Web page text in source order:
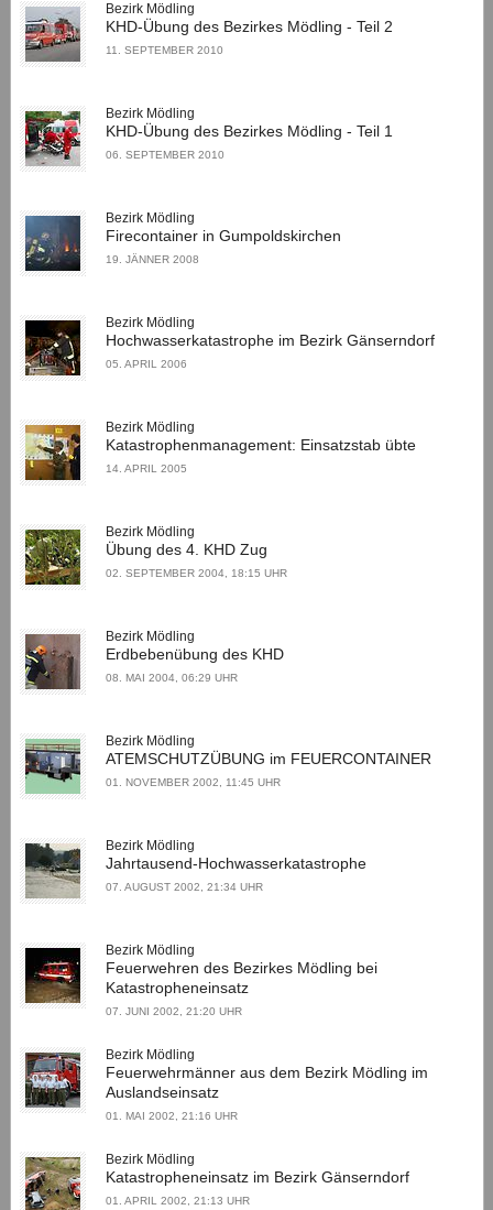
Bezirk Mödling
KHD-Übung des Bezirkes Mödling - Teil 2
11. SEPTEMBER 2010
Bezirk Mödling
KHD-Übung des Bezirkes Mödling - Teil 1
06. SEPTEMBER 2010
Bezirk Mödling
Firecontainer in Gumpoldskirchen
19. JÄNNER 2008
Bezirk Mödling
Hochwasserkatastrophe im Bezirk Gänserndorf
05. APRIL 2006
Bezirk Mödling
Katastrophenmanagement: Einsatzstab übte
14. APRIL 2005
Bezirk Mödling
Übung des 4. KHD Zug
02. SEPTEMBER 2004, 18:15 UHR
Bezirk Mödling
Erdbebenübung des KHD
08. MAI 2004, 06:29 UHR
Bezirk Mödling
ATEMSCHUTZÜBUNG im FEUERCONTAINER
01. NOVEMBER 2002, 11:45 UHR
Bezirk Mödling
Jahrtausend-Hochwasserkatastrophe
07. AUGUST 2002, 21:34 UHR
Bezirk Mödling
Feuerwehren des Bezirkes Mödling bei
Katastropheneinsatz
07. JUNI 2002, 21:20 UHR
Bezirk Mödling
Feuerwehrmänner aus dem Bezirk Mödling im
Auslandseinsatz
01. MAI 2002, 21:16 UHR
Bezirk Mödling
Katastropheneinsatz im Bezirk Gänserndorf
01. APRIL 2002, 21:13 UHR